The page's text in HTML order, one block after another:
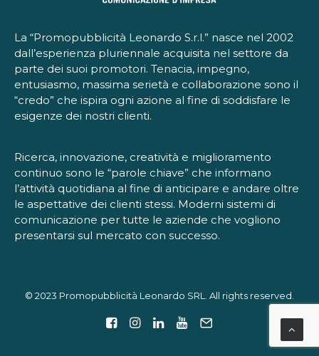
La “Promopubblicità Leonardo S.r.l.” nasce nel 2002
dall’esperienza pluriennale acquisita nel settore da
parte dei suoi promotori. Tenacia, impegno,
entusiasmo, massima serietà e collaborazione sono il
“credo” che ispira ogni azione al fine di soddisfare le
esigenze dei nostri clienti.
Ricerca, innovazione, creatività e miglioramento
continuo sono le “parole chiave” che informano
l’attività quotidiana al fine di anticipare e andare oltre
le aspettative dei clienti stessi. Moderni sistemi di
comunicazione per tutte le aziende che vogliono
presentarsi sul mercato con successo.
© 2023 Promopubblicità Leonardo SRL. All rights reserved.